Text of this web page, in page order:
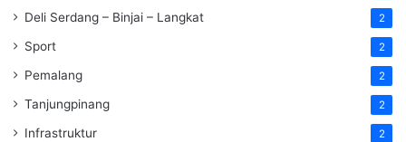
Deli Serdang – Binjai – Langkat 2
Sport 2
Pemalang 2
Tanjungpinang 2
Infrastruktur 2